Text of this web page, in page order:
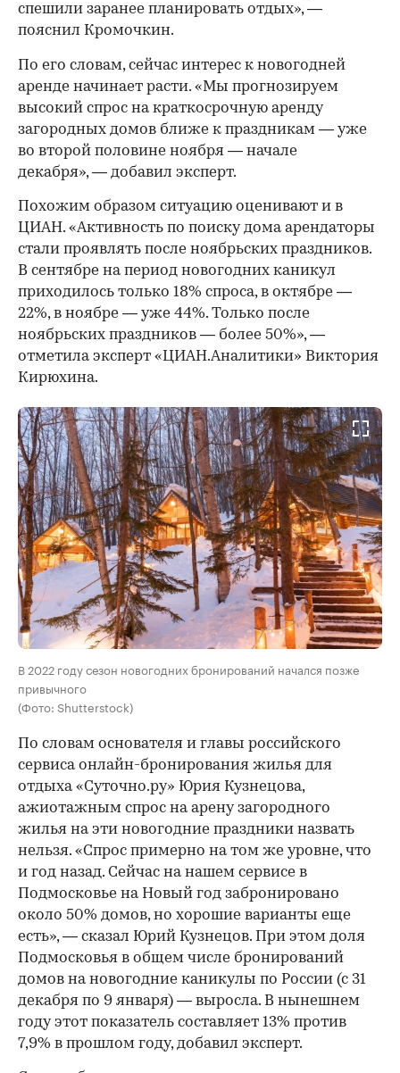
спешили заранее планировать отдых», —
пояснил Кромочкин.
По его словам, сейчас интерес к новогодней
аренде начинает расти. «Мы прогнозируем
высокий спрос на краткосрочную аренду
загородных домов ближе к праздникам — уже
во второй половине ноября — начале
декабря», — добавил эксперт.
Похожим образом ситуацию оценивают и в
ЦИАН. «Активность по поиску дома арендаторы
стали проявлять после ноябрьских праздников.
В сентябре на период новогодних каникул
приходилось только 18% спроса, в октябре —
22%, в ноябре — уже 44%. Только после
ноябрьских праздников — более 50%», —
отметила эксперт «ЦИАН.Аналитики» Виктория
Кирюхина.
В 2022 году сезон новогодних бронирований начался позже
привычного
(Фото: Shutterstock)
По словам основателя и главы российского
сервиса онлайн-бронирования жилья для
отдыха «Суточно.ру» Юрия Кузнецова,
ажиотажным спрос на арену загородного
жилья на эти новогодние праздники назвать
нельзя. «Спрос примерно на том же уровне, что
и год назад. Сейчас на нашем сервисе в
Подмосковье на Новый год забронировано
около 50% домов, но хорошие варианты еще
есть», — сказал Юрий Кузнецов. При этом доля
Подмосковья в общем числе бронирований
домов на новогодние каникулы по России (с 31
декабря по 9 января) — выросла. В нынешнем
году этот показатель составляет 13% против
7,9% в прошлом году, добавил эксперт.